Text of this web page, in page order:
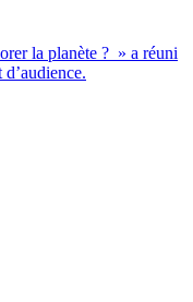
la planète ? » a réuni